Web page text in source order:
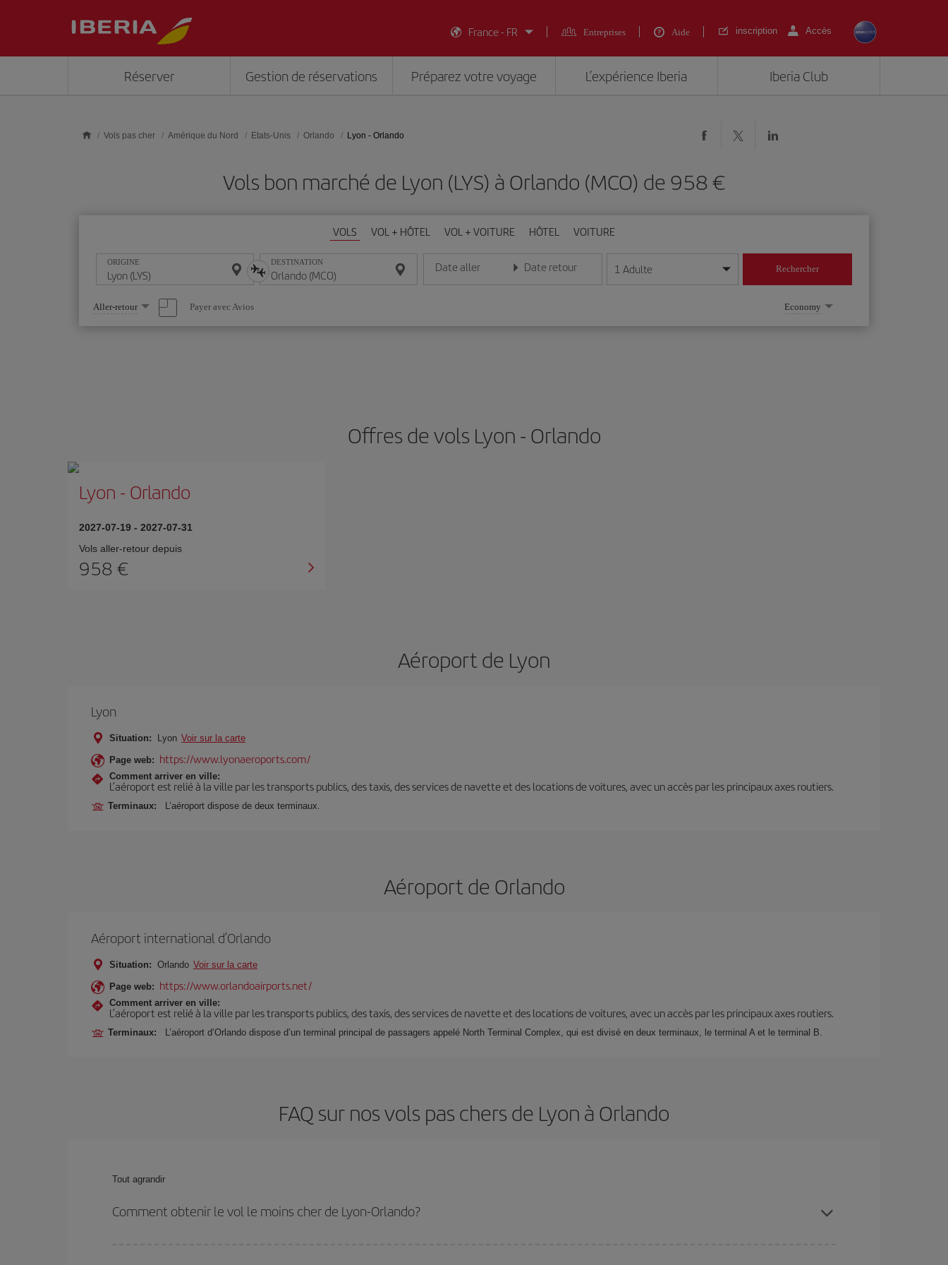
France - FR
Entreprises Aide inscription Accès
Réserver Gestion de réservations Préparez votre voyage L’expérience Iberia Iberia Club
Vols pas cher Amérique du Nord Etats-Unis Orlando Lyon - Orlando
Vols bon marché de Lyon (LYS) à Orlando (MCO) de 958 €
VOLS VOL + HÔTEL VOL + VOITURE HÔTEL VOITURE
ORIGINE DESTINATION Date aller
Entrez la date au format jour/mois/année
Date retour
Entrez la date au format jour/mois/année
1 Adulte Rechercher
Sélectionnez
une
option
Aller-retour Payer avec Avios Economy
Offres de vols Lyon - Orlando
Lyon - Orlando
2027-07-19 - 2027-07-31
Vols aller-retour depuis
958 €
Aéroport de Lyon
Lyon
Situation: Lyon Voir sur la carte
Page web: https://www.lyonaeroports.com/
Comment arriver en ville:
L’aéroport est relié à la ville par les transports publics, des taxis, des services de navette et des locations de voitures, avec un accès par les principaux axes routiers.
Terminaux: L’aéroport dispose de deux terminaux.
Aéroport de Orlando
Aéroport international d’Orlando
Situation: Orlando Voir sur la carte
Page web: https://www.orlandoairports.net/
Comment arriver en ville:
L’aéroport est relié à la ville par les transports publics, des taxis, des services de navette et des locations de voitures, avec un accès par les principaux axes routiers.
Terminaux: L’aéroport d’Orlando dispose d’un terminal principal de passagers appelé North Terminal Complex, qui est divisé en deux terminaux, le terminal A et le terminal B.
FAQ sur nos vols pas chers de Lyon à Orlando
Tout agrandir
Comment obtenir le vol le moins cher de Lyon-Orlando?